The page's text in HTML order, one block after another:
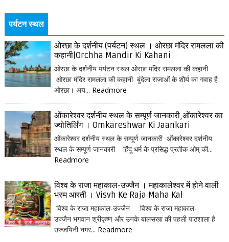
पर्यटन स्थल
ओरछा के दर्शनीय (पर्यटन) स्थल । ओरछा मंदिर रामलला की
कहानी|Orchha Mandir Ki Kahani
ओरछा के दर्शनीय पर्यटन स्थल ओरछा मंदिर रामलला की कहानी
ओरछा मंदिर रामलला की कहानी बुंदेला राजाओं के शौर्य का गवाह है
ओरछा। अय... Readmore
ओंकारेश्वर दर्शनीय स्थल के सम्पूर्ण जानकारी,ओंकारेश्वर का
ज्योतिर्लिंग । Omkareshwar Ki Jaankari
ओंकारेश्वर दर्शनीय स्थल के सम्पूर्ण जानकारी ओंकारेश्वर दर्शनीय
स्थल के सम्पूर्ण जानकारी हिंदू धर्म के प्रसिद्ध प्रतीक ओम् की...
Readmore
विश्व के राजा महाकाल-उज्जैन । महाकालेश्वर में होने वाली
भस्म आरती । Visvh Ke Raja Maha Kal
विश्व के राजा महाकाल-उज्जैन विश्व के राजा महाकाल-
उज्जैन भगवान श्रीकृष्ण और उनके बालसखा की पहली पाठशाला है
उज्जयिनी नगर... Readmore